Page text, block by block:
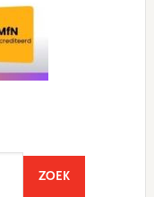
ZOEKSEARCH